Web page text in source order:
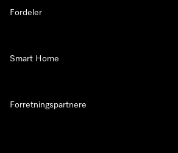
Fordeler
Smart Home
Forretningspartnere